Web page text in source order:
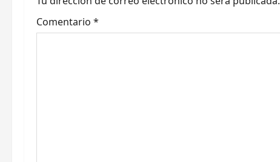
c
Comentario *